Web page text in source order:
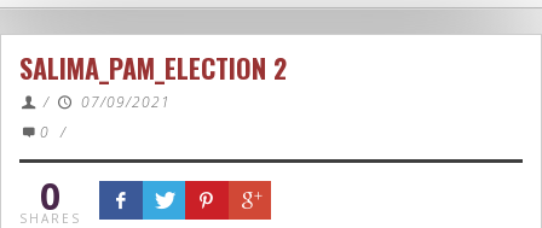
SALIMA_PAM_ELECTION 2
/
07/09/2021
0 /
0
SHARES